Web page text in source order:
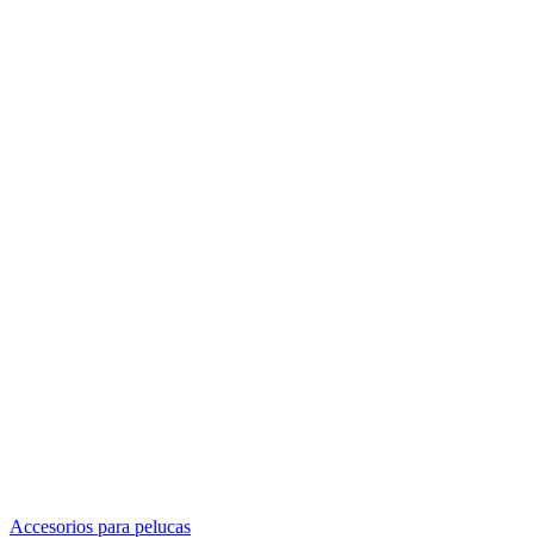
Accesorios para pelucas